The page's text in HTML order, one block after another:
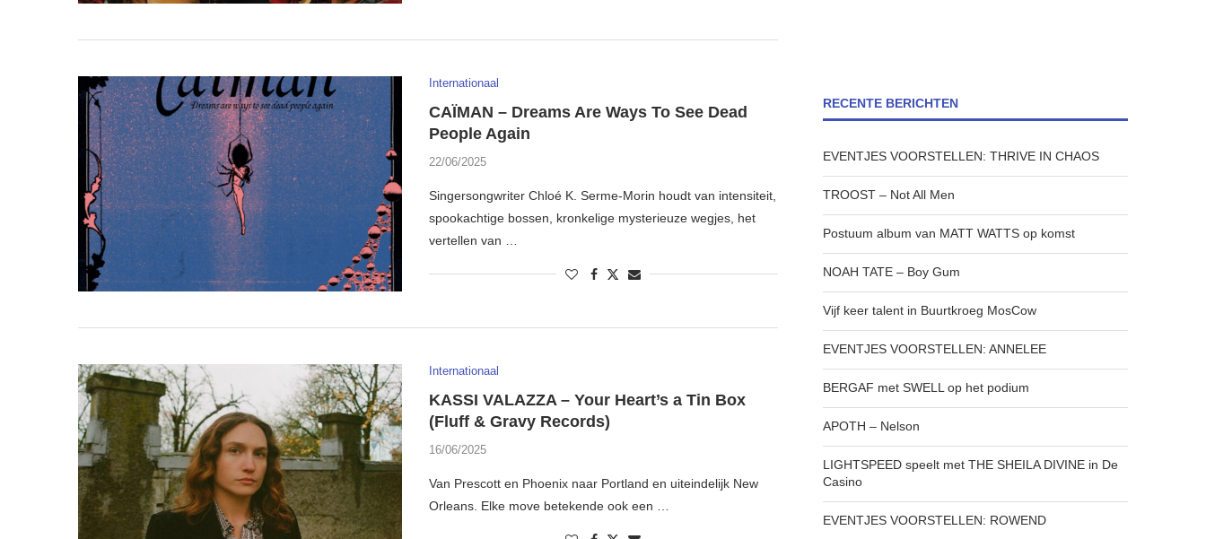
Internationaal
CAÏMAN – Dreams Are Ways To See Dead
People Again
22/06/2025
Singersongwriter Chloé K. Serme-Morin houdt van intensiteit,
spookachtige bossen, kronkelige mysterieuze wegjes, het
vertellen van …
Internationaal
KASSI VALAZZA – Your Heart’s a Tin Box
(Fluff & Gravy Records)
16/06/2025
Van Prescott en Phoenix naar Portland en uiteindelijk New
Orleans. Elke move betekende ook een …
RECENTE BERICHTEN
EVENTJES VOORSTELLEN: THRIVE IN CHAOS
TROOST – Not All Men
Postuum album van MATT WATTS op komst
NOAH TATE – Boy Gum
Vijf keer talent in Buurtkroeg MosCow
EVENTJES VOORSTELLEN: ANNELEE
BERGAF met SWELL op het podium
APOTH – Nelson
LIGHTSPEED speelt met THE SHEILA DIVINE in De
Casino
EVENTJES VOORSTELLEN: ROWEND